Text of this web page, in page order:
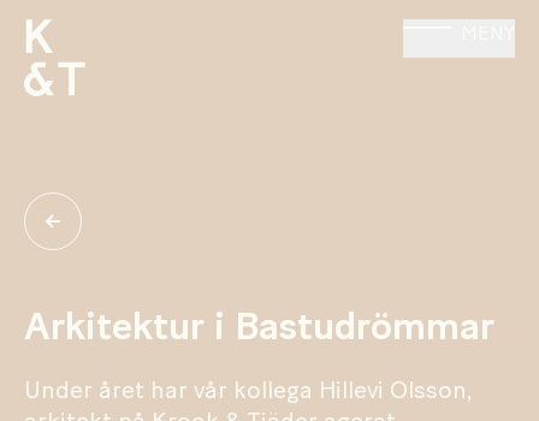
Arkitektur i Bastudrömmar
Under året har vår kollega Hillevi Olsson,